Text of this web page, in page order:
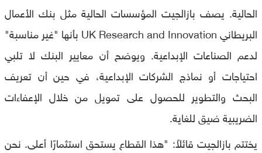
الحالية. يصف بازالجيت المؤسسات الحالية مثل بنك الأعمال
البريطاني UK Research and Innovation بأنها "غير مناسبة"
لدعم الصناعات الإبداعية. ويوضح أن معايير البنك لا تلبي
احتياجات أو نماذج الشركات الإبداعية، في حين أن تعريف
البحث والتطوير للحصول على تمويل من خلال الإعفاءات
الضريبية ضيق للغاية.
يختتم بازالجيت قائلاً: "هذا القطاع يستحق استثمارًا أعلى. نحن